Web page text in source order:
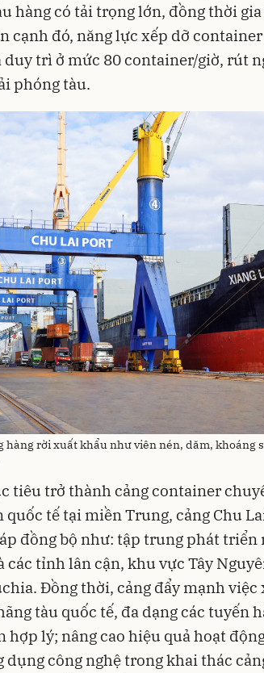
hàng có tải trọng lớn, đồng thời
cạnh đó, năng lực xếp dỡ
duy trì ở mức 80 container/giờ, rút
phóng tàu.
hàng rời xuất khẩu như viên nén, dăm, khoáng
tiêu trở thành cảng container
quốc tế tại miền Trung, cảng Chu
đồng bộ như: tập trung phát triển
các tỉnh lân cận, khu vực Tây
Đồng thời, cảng đẩy mạnh
tàu quốc tế, đa dạng các tuyến
hợp lý; nâng cao hiệu quả hoạt
dụng công nghệ trong khai thác